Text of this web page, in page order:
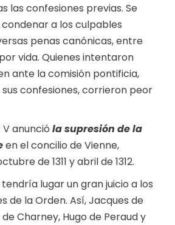
las confesiones previas. Se
a los culpables
penas canónicas, entre
vida. Quienes intentaron
ante la comisión pontificia,
confesiones, corrieron peor
anunció la supresión de la
en el concilio de Vienne,
de 1311 y abril de 1312.
tendría lugar un gran juicio a los
de la Orden. Así, Jacques de
Charney, Hugo de Peraud y